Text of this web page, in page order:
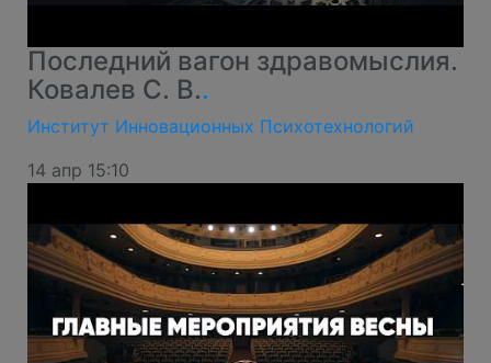
Последний вагон здравомыслия.
Ковалев С. В..
Институт Инновационных Психотехнологий
14 апр 15:10